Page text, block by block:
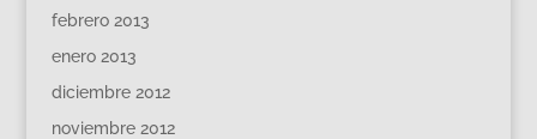
febrero 2013
enero 2013
diciembre 2012
noviembre 2012